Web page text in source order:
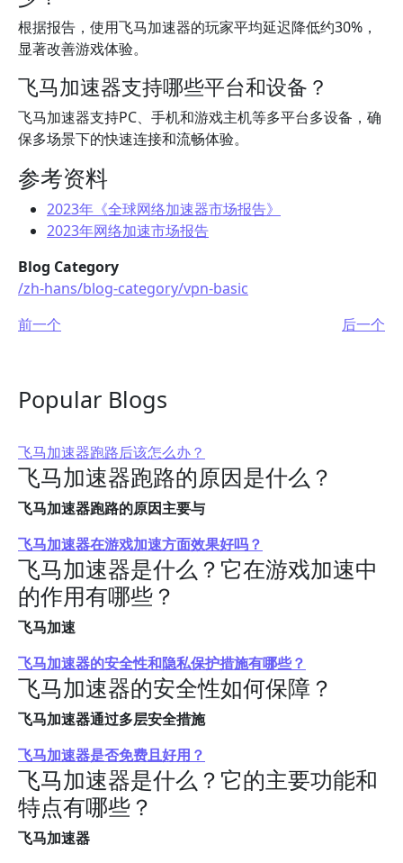
根据报告，使用飞马加速器的玩家平均延迟降低约30%，
显著改善游戏体验。
飞马加速器支持哪些平台和设备？
飞马加速器支持PC、手机和游戏主机等多平台多设备，确
保多场景下的快速连接和流畅体验。
参考资料
2023年《全球网络加速器市场报告》
2023年网络加速市场报告
Blog Category
/zh-hans/blog-category/vpn-basic
前一个
后一个
Popular Blogs
飞马加速器跑路后该怎么办？
飞马加速器跑路的原因是什么？
飞马加速器跑路的原因主要与
飞马加速器在游戏加速方面效果好吗？
飞马加速器是什么？它在游戏加速中
的作用有哪些？
飞马加速
飞马加速器的安全性和隐私保护措施有哪些？
飞马加速器的安全性如何保障？
飞马加速器通过多层安全措施
飞马加速器是否免费且好用？
飞马加速器是什么？它的主要功能和
特点有哪些？
飞马加速器